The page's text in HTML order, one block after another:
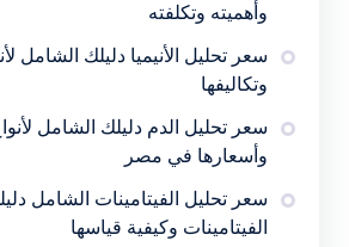
وأهميته وتكلفته
سعر تحليل الأنيميا دليلك الشامل
وتكاليفها
سعر تحليل الدم دليلك الشامل
وأسعارها في مصر
سعر تحليل الفيتامينات الشامل
الفيتامينات وكيفية قياسها